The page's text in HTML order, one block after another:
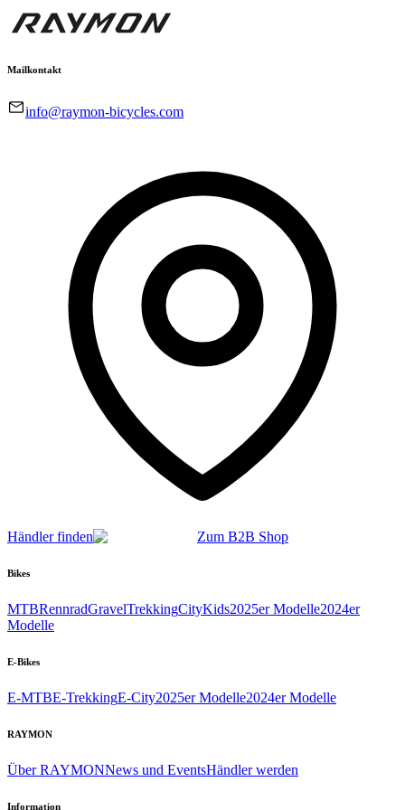
Mailkontakt
info@raymon-bicycles.com
Händler finden Zum B2B Shop
Bikes
MTBRennradGravelTrekkingCityKids2025er Modelle2024er
Modelle
E-Bikes
E-MTBE-TrekkingE-City2025er Modelle2024er Modelle
RAYMON
Über RAYMONNews und EventsHändler werden
Information